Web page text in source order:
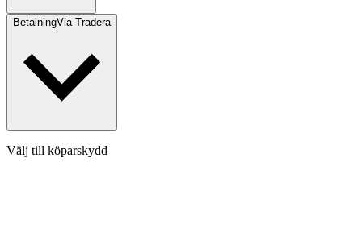
BetalningVia Tradera
Välj till köparskydd